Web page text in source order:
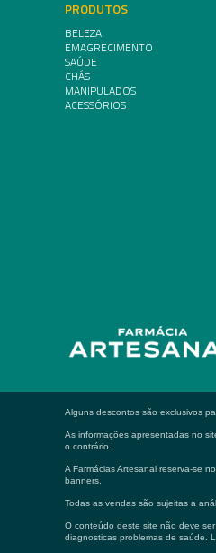
PRODUTOS
BELEZA
EMAGRECIMENTO
SAÚDE
CHÁS
MANIPULADOS
ACESSÓRIOS
Alguns descontos são exclusivos
As informações apresentadas no
o contrário.
A Farmácias Artesanal reserva-se
banners.
Todas as vendas são sujeitas a
O conteúdo deste site não deve
diagnosticas problemas de saúde.